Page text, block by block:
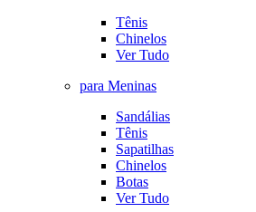
Tênis
Chinelos
Ver Tudo
para Meninas
Sandálias
Tênis
Sapatilhas
Chinelos
Botas
Ver Tudo